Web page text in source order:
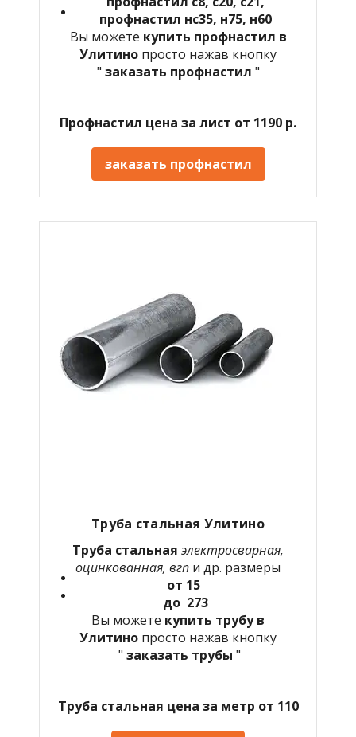
профнастил нс35, н75, н60
Вы можете купить профнастил в
Улитино просто нажав кнопку
" заказать профнастил "
Профнастил цена за лист от 1190 р.
заказать профнастил
Труба стальная Улитино
Труба стальная электросварная,
оцинкованная, вгп и др. размеры
от 15
до 273
Вы можете купить трубу в
Улитино просто нажав кнопку
" заказать трубы "
Труба стальная цена за метр от 110